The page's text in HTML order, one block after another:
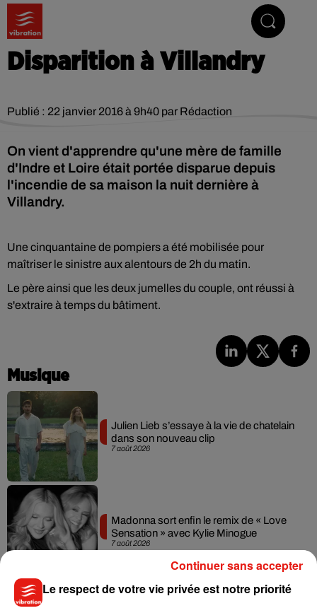
Disparition à Villandry
Publié : 22 janvier 2016 à 9h40 par Rédaction
On vient d'apprendre qu'une mère de famille
d'Indre et Loire était portée disparue depuis
l'incendie de sa maison la nuit dernière à
Villandry.
Une cinquantaine de pompiers a été mobilisée pour
maîtriser le sinistre aux alentours de 2h du matin.
Le père ainsi que les deux jumelles du couple, ont réussi à
s'extraire à temps du bâtiment.
Musique
7 août 2026
Julien Lieb s’essaye à la vie de chatelain
dans son nouveau clip
7 août 2026
Madonna sort enfin le remix de « Love
Sensation » avec Kylie Minogue
Le respect de votre vie privée est notre priorité
Continuer sans accepter